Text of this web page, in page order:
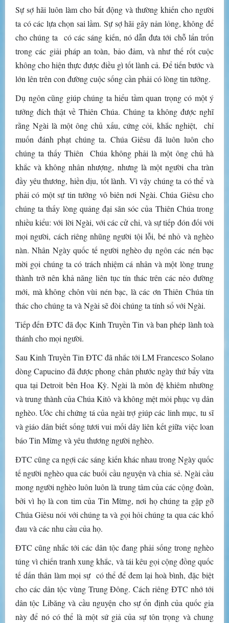
Sự sợ hãi luôn làm cho bất động và thường khiến cho người
ta có các lựa chọn sai lầm. Sự sợ hãi gây nản lỏng, không để
cho chúng ta có các sáng kiến, nó dẫn đưa tới chỗ lẩn trốn
trong các giải pháp an toàn, bảo đảm, và như thế rốt cuộc
không cho hiện thực được điều gì tốt lành cả. Để tiến bước và
lớn lên trên con đường cuộc sống cần phải có lòng tin tưởng.
Dụ ngôn cũng giúp chúng ta hiểu tầm quan trọng có một ý
tưởng đích thật về Thiên Chúa. Chúng ta không được nghĩ
rằng Ngài là một ông chủ xấu, cứng cỏi, khắc nghiệt, chỉ
muốn đánh phạt chúng ta. Chúa Giêsu đã luôn luôn cho
chúng ta thấy Thiên Chúa không phải là một ông chủ hà
khắc và không nhân nhượng, nhưng là một người cha tràn
đầy yêu thương, hiền dịu, tốt lành. Vì vậy chúng ta có thể và
phải có một sự tin tưởng vô biên nơi Ngài. Chúa Giêsu cho
chúng ta thấy lòng quảng đại săn sóc của Thiên Chúa trong
nhiều kiểu: với lời Ngài, với các cử chỉ, và sự tiếp đón đối với
mọi người, cách riêng nhũng người tội lỗi, bé nhỏ và nghèo
nàn. Nhân Ngày quốc tế người nghèo dụ ngôn các nén bạc
mời gọi chúng ta có trách nhiệm cá nhân và một lòng trung
thành trở nên khả năng liên tục tín thác trên các nẻo đường
mới, mà không chôn vùi nén bạc, là các ơn Thiên Chúa tín
thác cho chúng ta và Ngài sẽ đòi chúng ta tính sổ với Ngài.
Tiếp đến ĐTC đã đọc Kinh Truyền Tin và ban phép lành toà
thánh cho mọi người.
Sau Kinh Truyền Tin ĐTC đã nhắc tới LM Francesco Solano
dòng Capucino đã được phong chân phước ngày thứ bẩy vừa
qua tại Detroit bên Hoa Kỳ. Ngài là môn đệ khiêm nhường
và trung thành của Chúa Kitô và không mệt mỏi phục vụ dân
nghèo. Ước chi chứng tá của ngài trợ giúp các linh mục, tu sĩ
và giáo dân biết sống tươi vui mối dây liên kết giữa việc loan
báo Tin Mừng và yêu thương người nghèo.
ĐTC cũng ca ngợi các sáng kiến khác nhau trong Ngày quốc
tế người nghèo qua các buổi cầu nguyện và chia sẻ. Ngài cầu
mong người nghèo luôn luôn là trung tâm của các cộng đoàn,
bởi vì họ là con tim của Tin Mừng, nơi họ chúng ta gặp gỡ
Chúa Giêsu nói với chúng ta và gọi hỏi chúng ta qua các khổ
đau và các nhu cầu của họ.
ĐTC cũng nhắc tới các dân tộc đang phải sống trong nghèo
túng vì chiến tranh xung khắc, và tái kêu gọi cộng đồng quốc
tế dấn thân làm mọi sự có thể để đem lại hoà bình, đặc biệt
cho các dân tộc vùng Trung Đông. Cách riêng ĐTC nhớ tới
dân tộc Libăng và cầu nguyện cho sự ổn định của quốc gia
này để nó có thể là một sứ giả của sự tôn trọng và chung